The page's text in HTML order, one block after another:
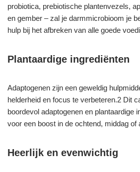
probiotica, prebiotische plantenvezels,
en gember – zal je darmmicrobioom je
hulp bij het afbreken van alle goede
Plantaardige ingrediënten
Adaptogenen zijn een geweldig
helderheid en focus te verbeteren.2 Dit
boordevol adaptogenen en plantaardige
voor een boost in de ochtend, middag of
Heerlijk en evenwichtig